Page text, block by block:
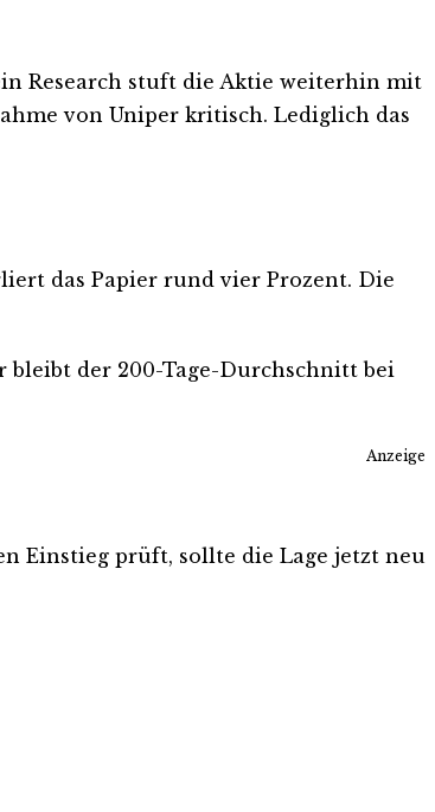
Research stuft die Aktie weiterhin mit
von Uniper kritisch. Lediglich das
das Papier rund vier Prozent. Die
bleibt der 200-Tage-Durchschnitt bei
Anzeige
Einstieg prüft, sollte die Lage jetzt neu